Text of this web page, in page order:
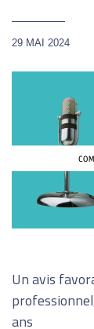
29 MAI 2024
Un avis
ans